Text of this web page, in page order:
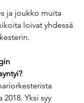
ja joukko muita
loivat yhdessä
Yksi syy